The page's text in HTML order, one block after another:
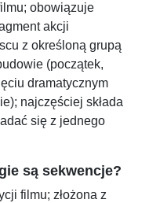
obowiązuje
akcji
z określoną grupą
(początek,
dramatycznym
najczęściej składa
się z jednego
są sekwencje?
filmu; złożona z